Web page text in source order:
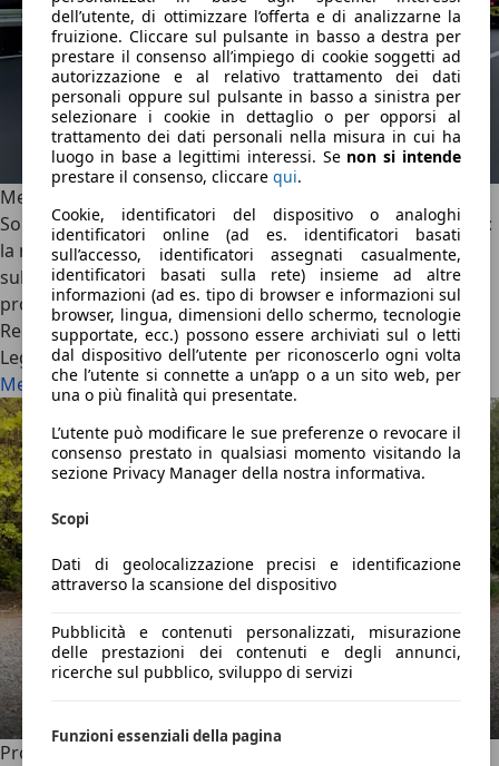
dell’utente, di ottimizzare l’offerta e di analizzarne la
fruizione. Cliccare sul pulsante in basso a destra per
prestare il consenso all’impiego di cookie soggetti ad
autorizzazione e al relativo trattamento dei dati
personali oppure sul pulsante in basso a sinistra per
selezionare i cookie in dettaglio o per opporsi al
trattamento dei dati personali nella misura in cui ha
luogo in base a legittimi interessi. Se non si intende
prestare il consenso, cliccare qui.
Cookie, identificatori del dispositivo o analoghi
identificatori online (ad es. identificatori basati
sull’accesso, identificatori assegnati casualmente,
identificatori basati sulla rete) insieme ad altre
informazioni (ad es. tipo di browser e informazioni sul
browser, lingua, dimensioni dello schermo, tecnologie
supportate, ecc.) possono essere archiviati sul o letti
dal dispositivo dell’utente per riconoscerlo ogni volta
che l’utente si connette a un’app o a un sito web, per
una o più finalità qui presentate.
L’utente può modificare le sue preferenze o revocare il
consenso prestato in qualsiasi momento visitando la
sezione Privacy Manager della nostra informativa.
Scopi
Dati di geolocalizzazione precisi e identificazione
attraverso la scansione del dispositivo
Pubblicità e contenuti personalizzati, misurazione
delle prestazioni dei contenuti e degli annunci,
ricerche sul pubblico, sviluppo di servizi
Funzioni essenziali della pagina
Mercedes-AMG GT Coupé 4 porte: tanto show e 1.169 CV
Sound V8 artificiale, sedili vibranti e cambi marcia simulati:
la nuova Mercedes-AMG GT Coupé4 elettrica punta tutto
sul coinvolgimento. Con fino a 1.169 CV e 2.000 Nm,
promette numeri da hypercar. Prima prova statica.
Redazione AutoScout24·27/05/2026 ·Lo leggi in 6 minuti
Leggi di più
Mercedes-AMG GT Coupé 4 porte: tanto show e 1.169 CV
Prova Mercedes CLA: si è mangiata la Tesla, ma a che